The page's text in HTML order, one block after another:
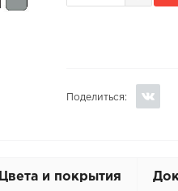
Поделиться:
Цвета и покрытия